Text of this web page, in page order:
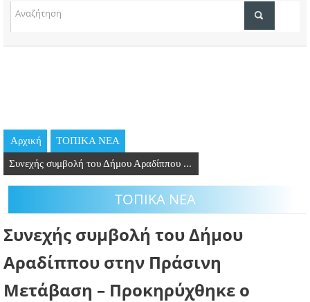
ΤΟΠΙΚΑ ΝΕΑ
ΘΕΣΕΙΣ ΕΡΓΑΣΙΑΣ
PODCAST
ΛΑΡΝΑΚΑ 2030
ΣΥΝΔΕΣΜΟΙ
λιμάνι και μαρίνα Λάρνακας
Άνοιξαν ξανά Ερμού
ξαναζωντανεύει (vid-
Αρχική ΤΟΠΙΚΑ ΝΕΑ
Συνεχής συμβολή του Δήμου Αραδίππου ...
ΤΟΠΙΚΑ ΝΕΑ
Συνεχής συμβολή του Δήμου
Αραδίππου στην Πράσινη
Μετάβαση – Προκηρύχθηκε ο